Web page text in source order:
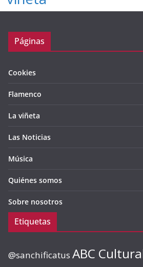
Páginas
Cookies
Flamenco
La viñeta
Las Noticias
Música
Quiénes somos
Sobre nosotros
Etiquetas
@sanchificatus ABC